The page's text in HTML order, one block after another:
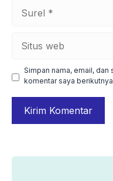
web
Simpan nama, email,
komentar saya